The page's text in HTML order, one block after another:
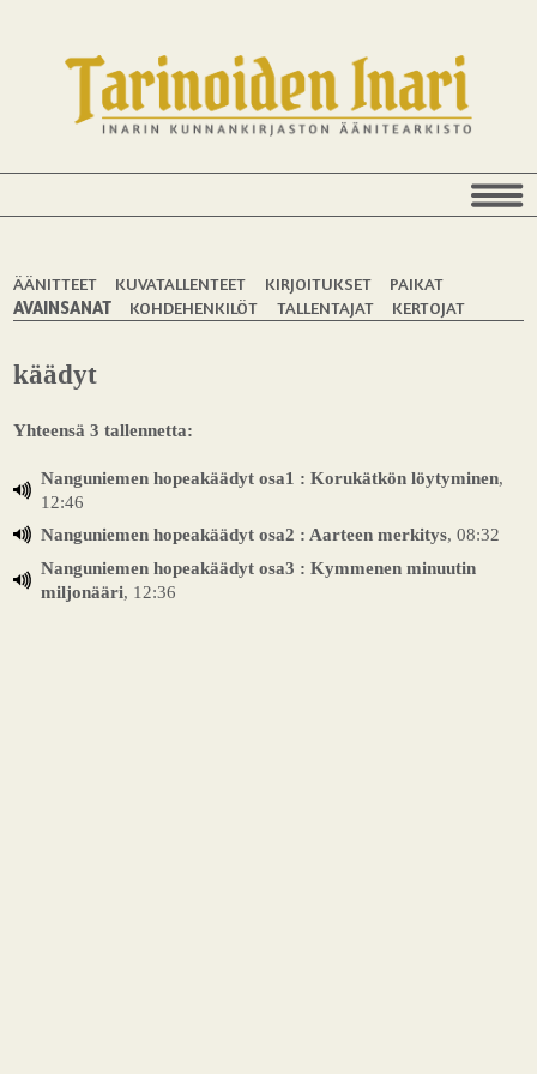
ÄÄNITTEET KUVATALLENTEET KIRJOITUKSET
PAIKAT
AVAINSANAT
KOHDEHENKILÖT TALLENTAJAT KERTOJAT
käädyt
Yhteensä 3 tallennetta:
Nanguniemen hopeakäädyt osa1 : Korukätkön löytyminen,
12:46
Nanguniemen hopeakäädyt osa2 : Aarteen merkitys, 08:32
Nanguniemen hopeakäädyt osa3 : Kymmenen minuutin
miljonääri, 12:36